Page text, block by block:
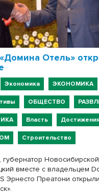
Отель»
Экономика ЭКОНОМИКА
ОБЩЕСТВО
Власть
Строительство
вместе с владельцем
Эрнесто Преатони